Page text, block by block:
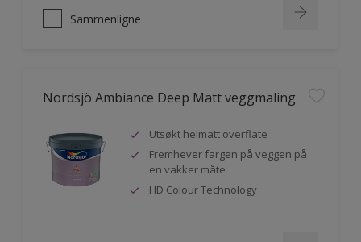
Sammenligne
Nordsjö Ambiance Deep Matt veggmaling
Utsøkt helmatt overflate
Fremhever fargen på veggen på
en vakker måte
HD Colour Technology